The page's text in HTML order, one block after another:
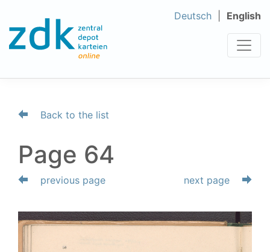
Deutsch English
Back to the list
Page 64
previous page next page